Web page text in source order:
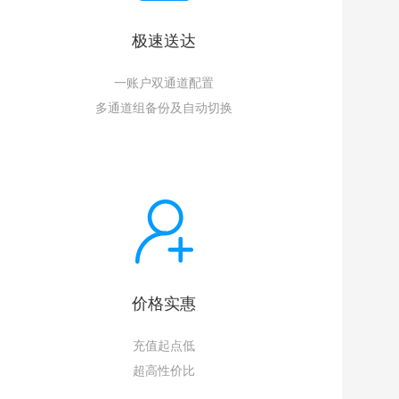
极速送达
一账户双通道配置
多通道组备份及自动切换
价格实惠
充值起点低
超高性价比